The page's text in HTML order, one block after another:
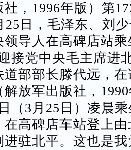
社，1996年版）第
25日，毛泽东、刘
领导人在高碑店站
接党中央毛主席进
部部长滕代远，
解放军出版社，
（3月25日）凌晨
在高碑店车站登上
驻北平。这也是